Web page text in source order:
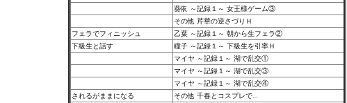
葵依 ～記録１～ 女王様ゲーム③
その他 芹華の逆さづりＨ
フェラでフィニッシュ
乙葉 ～記録１～ 朝から生フェラ②
下級生と話す
瞳子 ～記録１～ 下級生を引率Ｈ
マイヤ ～記録１～ 湖で乱交①
マイヤ ～記録１～ 湖で乱交③
マイヤ ～記録１～ 湖で乱交④
されるがままになる
その他 千春とコスプレで…